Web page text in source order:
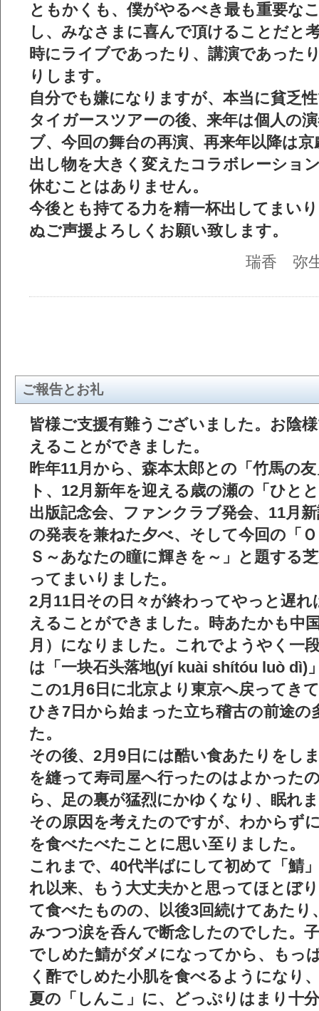
ともかくも、僕がやるべき最も重要な
し、みなさまに喜んで頂けることだと
時にライブであったり、講演であった
りします。
自分でも嫌になりますが、本当に貧乏
タイガースツアーの後、来年は個人の
ブ、今回の舞台の再演、再来年以降は
出し物を大きく変えたコラボレーショ
休むことはありません。
今後とも持てる力を精一杯出してまい
ぬご声援よろしくお願い致します。
瑞香 弥
ご報告とお礼
皆様ご支援有難うございました。お陰
えることができました。
昨年11月から、森本太郎との「竹馬の
ト、12月新年を迎える歳の瀬の「ひと
出版記念会、ファンクラブ発会、11月
の発表を兼ねた夕べ、そして今回の「
Ｓ～あなたの瞳に輝きを～」と題する
ってまいりました。
2月11日その日々が終わってやっと遅
えることができました。時あたかも中
月）になりました。これでようやく一
は「一块石头落地(yí kuài shítóu luò dì)
この1月6日に北京より東京へ戻ってき
ひき7日から始まった立ち稽古の前途の
た。
その後、2月9日には酷い食あたりをし
を縫って寿司屋へ行ったのはよかった
ら、足の裏が猛烈にかゆくなり、眠れ
その原因を考えたのですが、わからず
を食べたべたことに思い至りました。
これまで、40代半ばにして初めて「鯖
れ以来、もう大丈夫かと思ってほとぼ
て食べたものの、以後3回続けてあたり
みつつ涙を呑んで断念したのでした。
でしめた鯖がダメになってから、もっ
く酢でしめた小肌を食べるようになり
夏の「しんこ」に、どっぷりはまり十